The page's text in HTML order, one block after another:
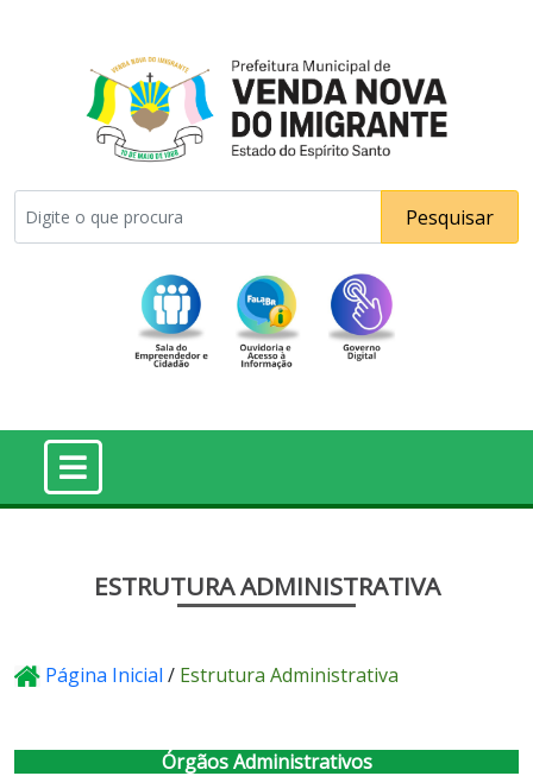
Pesquisar
ESTRUTURA ADMINISTRATIVA
Página Inicial / Estrutura Administrativa
Órgãos Administrativos